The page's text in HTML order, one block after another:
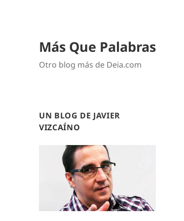
Más Que Palabras
Otro blog más de Deia.com
UN BLOG DE JAVIER
VIZCAÍNO